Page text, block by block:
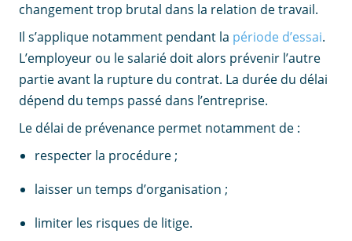
changement trop brutal dans la relation de travail.
Il s’applique notamment pendant la période d’essai.
L’employeur ou le salarié doit alors prévenir l’autre
partie avant la rupture du contrat. La durée du délai
dépend du temps passé dans l’entreprise.
Le délai de prévenance permet notamment de :
respecter la procédure ;
laisser un temps d’organisation ;
limiter les risques de litige.